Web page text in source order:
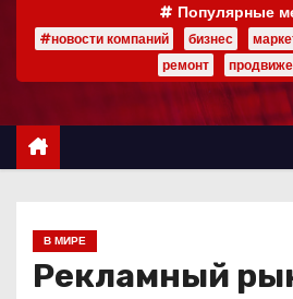
р
Популярные
#новости компаний бизнес
ремонт
В МИРЕ
Рекламный